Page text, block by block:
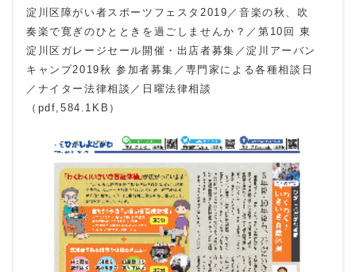
淀川区障がい者スポーツフェスタ2019／音楽の秋、吹
奏楽で寛ぎのひとときを過ごしませんか？／第10回 東
淀川区ガレージセール開催・出店者募集／淀川アーバン
キャンプ2019秋 参加者募集／専門家による各種相談日
／ナイター法律相談／日曜法律相談
（pdf,584.1KB）